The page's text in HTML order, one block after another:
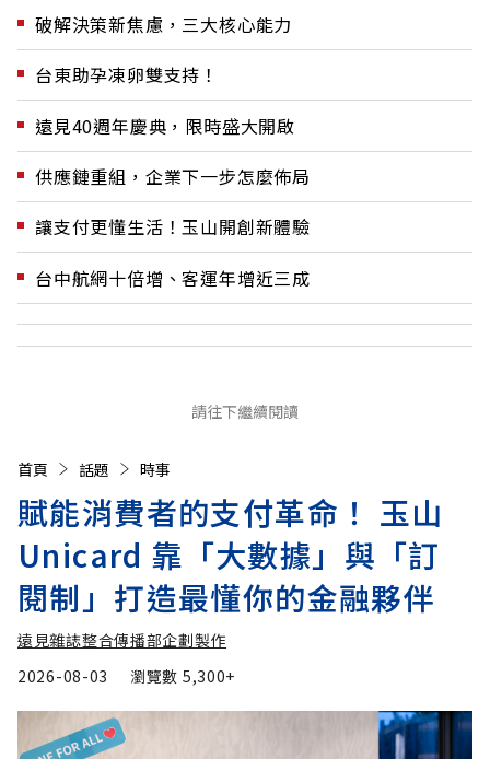
破解決策新焦慮，三大核心能力
台東助孕凍卵雙支持！
遠見40週年慶典，限時盛大開啟
供應鏈重組，企業下一步怎麼佈局
讓支付更懂生活！玉山開創新體驗
台中航網十倍增、客運年增近三成
請往下繼續閱讀
首頁 話題 時事
賦能消費者的支付革命！ 玉山
Unicard 靠「大數據」與「訂
閱制」打造最懂你的金融夥伴
遠見雜誌整合傳播部企劃製作
2026-08-03
瀏覽數 5,300+